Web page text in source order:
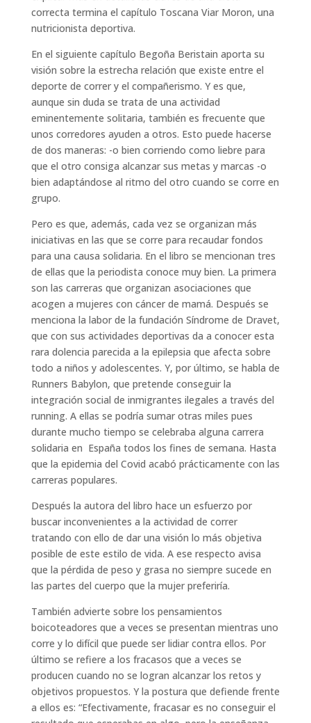
correcta termina el capítulo Toscana Viar Moron, una
nutricionista deportiva.
En el siguiente capítulo Begoña Beristain aporta su
visión sobre la estrecha relación que existe entre el
deporte de correr y el compañerismo. Y es que,
aunque sin duda se trata de una actividad
eminentemente solitaria, también es frecuente que
unos corredores ayuden a otros. Esto puede hacerse
de dos maneras: -o bien corriendo como liebre para
que el otro consiga alcanzar sus metas y marcas -o
bien adaptándose al ritmo del otro cuando se corre en
grupo.
Pero es que, además, cada vez se organizan más
iniciativas en las que se corre para recaudar fondos
para una causa solidaria. En el libro se mencionan tres
de ellas que la periodista conoce muy bien. La primera
son las carreras que organizan asociaciones que
acogen a mujeres con cáncer de mamá. Después se
menciona la labor de la fundación Síndrome de Dravet,
que con sus actividades deportivas da a conocer esta
rara dolencia parecida a la epilepsia que afecta sobre
todo a niños y adolescentes. Y, por último, se habla de
Runners Babylon, que pretende conseguir la
integración social de inmigrantes ilegales a través del
running. A ellas se podría sumar otras miles pues
durante mucho tiempo se celebraba alguna carrera
solidaria en España todos los fines de semana. Hasta
que la epidemia del Covid acabó prácticamente con las
carreras populares.
Después la autora del libro hace un esfuerzo por
buscar inconvenientes a la actividad de correr
tratando con ello de dar una visión lo más objetiva
posible de este estilo de vida. A ese respecto avisa
que la pérdida de peso y grasa no siempre sucede en
las partes del cuerpo que la mujer preferiría.
También advierte sobre los pensamientos
boicoteadores que a veces se presentan mientras uno
corre y lo difícil que puede ser lidiar contra ellos. Por
último se refiere a los fracasos que a veces se
producen cuando no se logran alcanzar los retos y
objetivos propuestos. Y la postura que defiende frente
a ellos es: “Efectivamente, fracasar es no conseguir el